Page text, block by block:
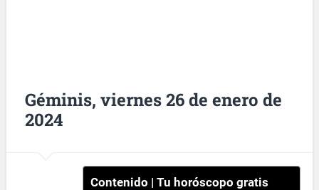
Géminis, viernes 26 de enero de
2024
Contenido | Tu horóscopo gratis